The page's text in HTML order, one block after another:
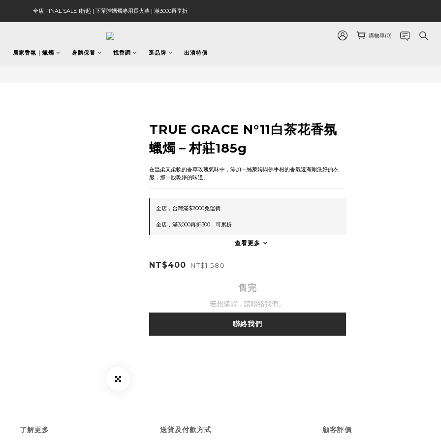
全店 FINAL SALE 1折起 | 下單贈蠟燭專用長火柴 | 滿3000再享折
購物車(0)
居家香氛｜蠟燭 身體保養 找香調 逛品牌 出清特價
TRUE GRACE N°11白茶花香氛
蠟燭－村莊185g
在溫柔又柔軟的香草玫瑰氣味中，添加一絲萊姆與佛手柑的香氣還有剛洗好的衣
服，那一股乾淨的味道。
全店，台灣滿$2000免運費
全店，滿3,000再折300，可累折
查看更多
NT$400 NT$1,580
售完
若想購買，請聯絡我們。
聯絡我們
了解更多 送貨及付款方式 顧客評價